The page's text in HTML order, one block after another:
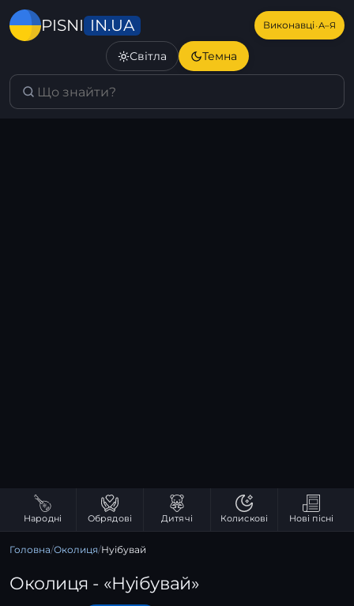
PISNI IN.UA Виконавці·А–Я
Світла Темна
Народні Обрядові Дитячі Колискові Нові пісні
Головна/Околиця/Нуібувай
Околиця - «Нуібувай»